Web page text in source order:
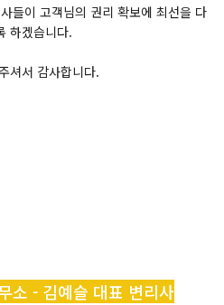
들이 고객님의 권리 확보에 최선을 다
하겠습니다.
셔서 감사합니다.
소 - 김예슬 대표 변리사